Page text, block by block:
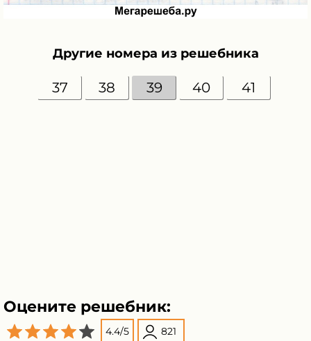
Другие номера из решебника
37 38 39 40 41
Оцените решебник:
4.4/5 821